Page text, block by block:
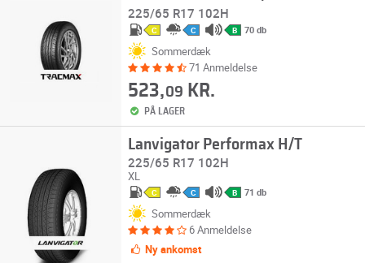
225/65 R17 102H
C C B 70 db
Sommerdæk
71 Anmeldelse
523,09 KR.
PÅ LAGER
Lanvigator Performax H/T
225/65 R17 102H
XL
C C B 71 db
Sommerdæk
6 Anmeldelse
Ny ankomst